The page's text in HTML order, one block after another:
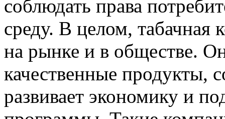
соблюдать права
среду. В целом, табачная
на рынке и в обществе.
качественные продукты,
развивает экономику и